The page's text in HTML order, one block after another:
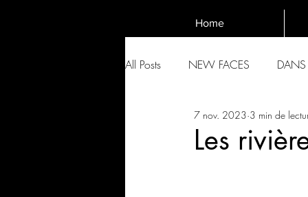
Home
All Posts NEW FACES
FNAC LIVE 2019
Les
7 nov. 2023 3 min de